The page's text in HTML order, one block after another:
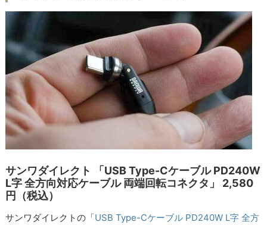
サンワダイレクト 「USB Type-Cケーブル PD240W
L字 全方向対応ケーブル 両端回転コネクタ」 2,580
円（税込）
サンワダイレクトの「USB Type-Cケーブル PD240W L字 全方